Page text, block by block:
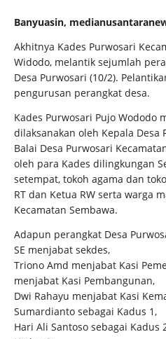
Banyuasin,
Akhitnya Kades Purwosari
Widodo, melantik sejumlah
Desa Purwosari (10/2).
pengurusan perangkat desa.
Kades Purwosari Pujo Wododo
dilaksanakan oleh Kepala
Balai Desa Purwosari
oleh para Kades dilingkungan
setempat, tokoh agama dan
RT dan Ketua RW serta warga
Kecamatan Sembawa.
Adapun perangkat Desa
SE menjabat sekdes,
Triono Amd menjabat Kasi
menjabat Kasi Pembangunan,
Dwi Rahayu menjabat Kasi
Sumardianto sebagai Kadus 1,
Hari Ali Santoso sebagai Kadus